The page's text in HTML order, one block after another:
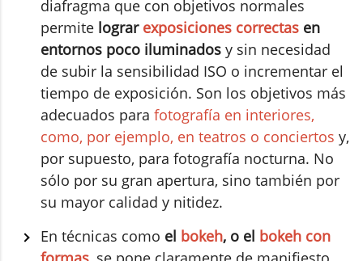
diafragma que con objetivos normales
permite lograr exposiciones correctas en
entornos poco iluminados y sin necesidad
de subir la sensibilidad ISO o incrementar el
tiempo de exposición. Son los objetivos más
adecuados para fotografía en interiores,
como, por ejemplo, en teatros o conciertos y,
por supuesto, para fotografía nocturna. No
sólo por su gran apertura, sino también por
su mayor calidad y nitidez.
En técnicas como el bokeh, o el bokeh con